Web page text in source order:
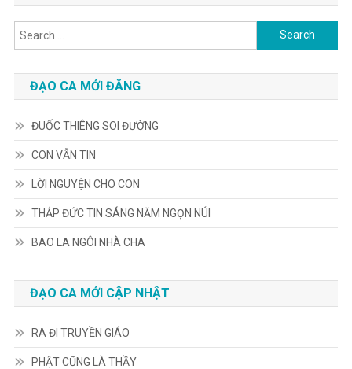
Search
for:
ĐẠO CA MỚI ĐĂNG
ĐUỐC THIÊNG SOI ĐƯỜNG
CON VẪN TIN
LỜI NGUYỆN CHO CON
THẮP ĐỨC TIN SÁNG NĂM NGỌN NÚI
BAO LA NGÔI NHÀ CHA
ĐẠO CA MỚI CẬP NHẬT
RA ĐI TRUYỀN GIÁO
PHẬT CŨNG LÀ THẦY